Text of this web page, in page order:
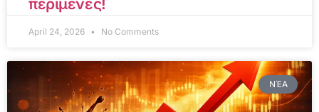
περίμενες!
April 24, 2026 No Comments
ΝΈΑ